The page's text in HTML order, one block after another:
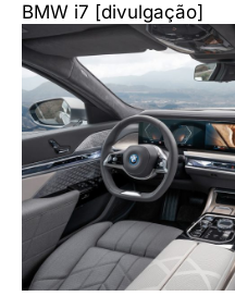
BMW i7 [divulgação]